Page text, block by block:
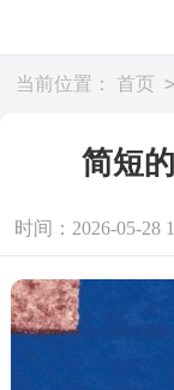
当前位置： 首页 >
简短
时间：2026-05-28